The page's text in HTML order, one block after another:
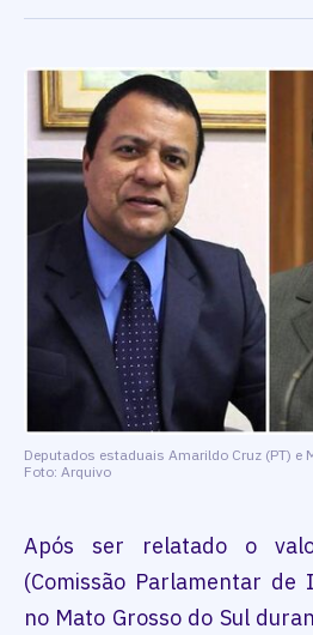
Deputados estaduais Amarildo Cruz (PT) e
Foto: Arquivo
Após ser relatado o
(Comissão Parlamentar de
no Mato Grosso do Sul